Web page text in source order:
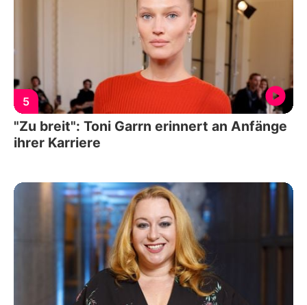
5
"Zu breit": Toni Garrn erinnert an Anfänge
ihrer Karriere